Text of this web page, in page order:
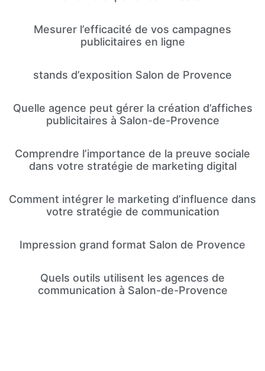
Mesurer l’efficacité de vos campagnes
publicitaires en ligne
stands d’exposition Salon de Provence
Quelle agence peut gérer la création d’affiches
publicitaires à Salon-de-Provence
Comprendre l’importance de la preuve sociale
dans votre stratégie de marketing digital
Comment intégrer le marketing d’influence dans
votre stratégie de communication
Impression grand format Salon de Provence
Quels outils utilisent les agences de
communication à Salon-de-Provence